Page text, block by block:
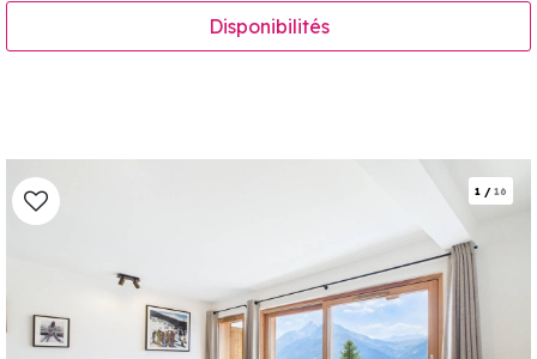
Disponibilités
1 / 16